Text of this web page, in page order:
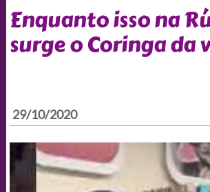
Enquanto isso na
surge o Coringa da
29/10/2020